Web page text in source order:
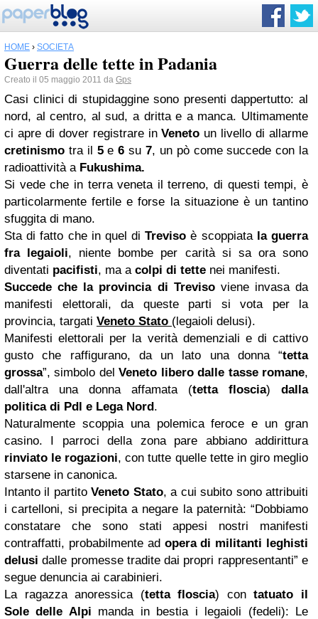
HOME › SOCIETÀ
Guerra delle tette in Padania
Creato il 05 maggio 2011 da Gps
Casi clinici di stupidaggine sono presenti dappertutto: al
nord, al centro, al sud, a dritta e a manca. Ultimamente
ci apre di dover registrare inVeneto un livello di allarme
cretinismo tra il 5e 6 su 7, un pò come succede con la
radioattività a Fukushima.
Si vede che in terra veneta il terreno, di questi tempi, è
particolarmente fertile e forse la situazione è un tantino
sfuggita di mano.
Sta di fatto che in quel diTrevisoè scoppiata la guerra
fra legaioli, niente bombe per carità si sa ora sono
diventati pacifisti, ma a colpi di tette nei manifesti.
Succede che la provincia di Trevisoviene invasa da
manifesti elettorali, da queste parti si vota per la
provincia, targati Veneto Stato (legaioli delusi).
Manifesti elettorali per la verità demenziali e di cattivo
gusto che raffigurano, da un lato una donna “tetta
grossa”, simbolo delVeneto libero dalle tasse romane,
dall'altra una donna affamata (tetta floscia) dalla
politica di Pdl e Lega Nord.
Naturalmente scoppia una polemica feroce e un gran
casino. I parroci della zona pare abbiano addirittura
rinviato le rogazioni, con tutte quelle tette in giro meglio
starsene in canonica.
Intanto il partitoVeneto Stato, a cui subito sono attribuiti
i cartelloni, si precipita a negare la paternità: “Dobbiamo
constatare che sono stati appesi nostri manifesti
contraffatti, probabilmente ad opera di militanti leghisti
delusi dalle promesse tradite dai propri rappresentanti” e
segue denuncia ai carabinieri.
La ragazza anoressica (tetta floscia) contatuato il
Sole delle Alpi manda in bestia i legaioli (fedeli): Le